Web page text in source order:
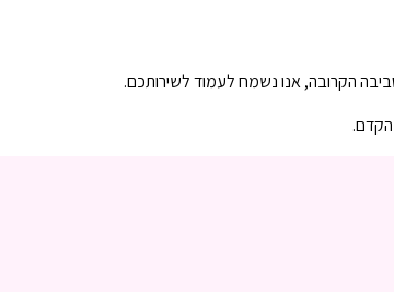
הקרובה, אנו נשמח לעמוד לשירותכם.